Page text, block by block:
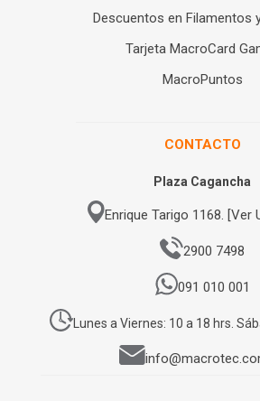
Descuentos en Filamentos
Tarjeta MacroCard
MacroPuntos
CONTACTO
Plaza Cagancha
Enrique Tarigo 1168. [Ver
2900 7498
091 010 001
Lunes a Viernes: 10 a 18 hrs.